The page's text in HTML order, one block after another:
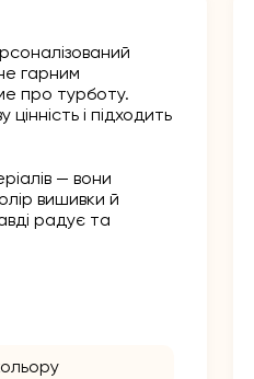
гарним
про турботу.
і підходить
— вони
вишивки й
радує та